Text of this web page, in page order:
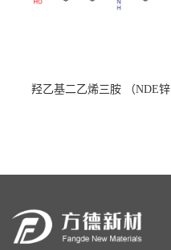
羟乙基二乙烯三胺 （NDE锌